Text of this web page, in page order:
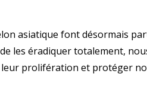
asiatique font désormais
les éradiquer totalement,
prolifération et protéger